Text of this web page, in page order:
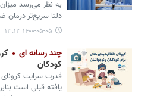
به نظر می‌رسد
دلتا سریع‌تر درمان
۱۴۰۰-۰۵-۰۵ ۱۳:۱۳
چند رسانه ای
کودکان
قدرت سرایت
یافته قبلی است